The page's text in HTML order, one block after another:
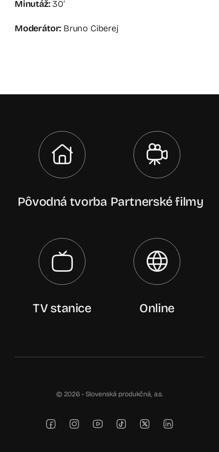
Minutáž:30‘
Moderátor: Bruno Ciberej
Pôvodná tvorba Partnerské filmy
TV stanice Online
© 2026 • Slovenská produkčná, a.s.